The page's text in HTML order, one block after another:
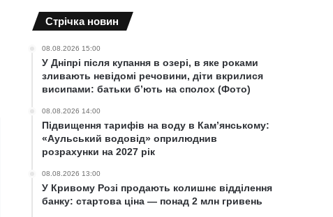
Cтрічка новин
08.08.2026 15:00
У Дніпрі після купання в озері, в яке роками
зливають невідомі речовини, діти вкрилися
висипами: батьки б’ють на сполох (Фото)
08.08.2026 14:00
Підвищення тарифів на воду в Кам’янському:
«Аульський водовід» оприлюднив
розрахунки на 2027 рік
08.08.2026 13:00
У Кривому Розі продають колишнє відділення
банку: стартова ціна — понад 2 млн гривень